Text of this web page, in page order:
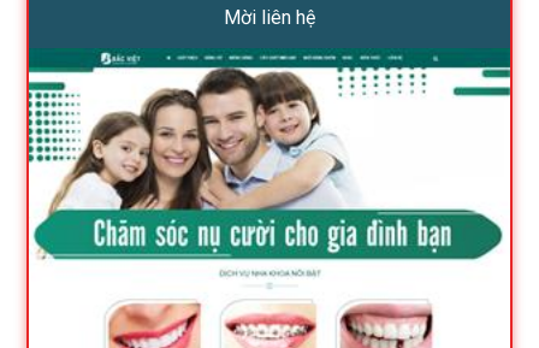
Mời liên hệ